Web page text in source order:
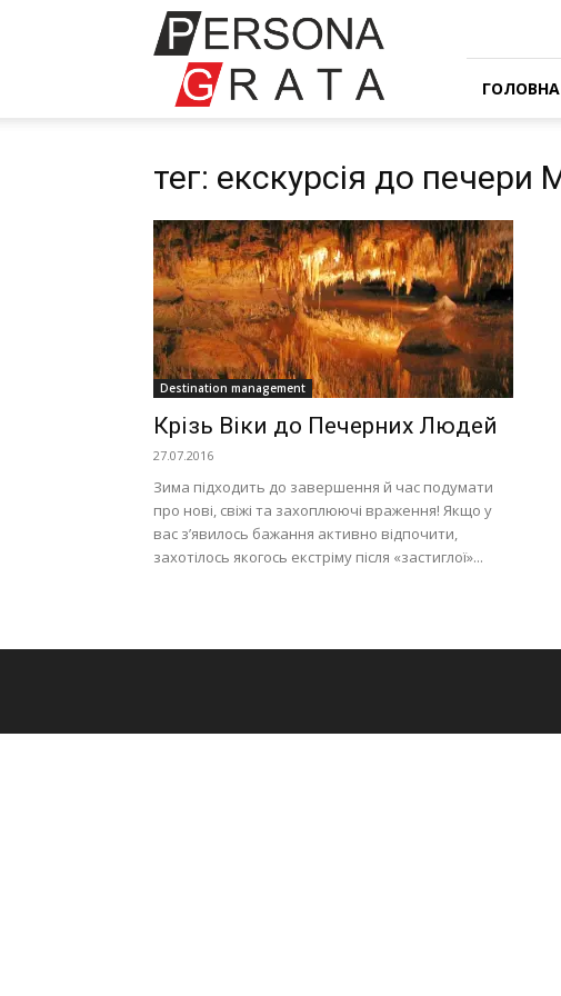
Івент
компанія
Персона
Грата
ГОЛОВНА
тег: екскурсія до печери
Destination management
Крізь Віки до Печерних Людей
27.07.2016
Зима підходить до завершення й час подумати
про нові, свіжі та захоплюючі враження! Якщо у
вас з’явилось бажання активно відпочити,
захотілось якогось екстріму після «застиглої»...